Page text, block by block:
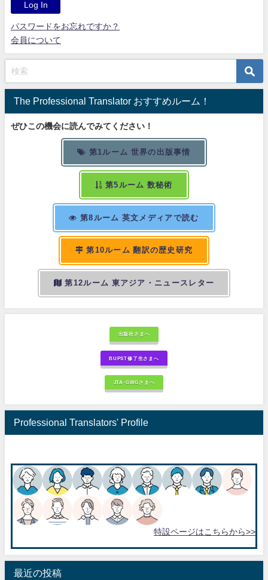
パスワードをお忘れですか？
会員について
The Professional Translator おすすめルーム！
ぜひこの機会に読んでみてください！
第1ルーム 世界の出版事情
第5ルーム 数秘術
第8ルーム 英文メディアで読む
第10ルーム 翻訳の歴史研究
第12ルーム 東アジア・ニュースレター
出版社さまへ
BUPST修了生さまへ
JTA-GWGさまへ
Professional Translators' Profile
特設ページはこちらから>>
最近の投稿